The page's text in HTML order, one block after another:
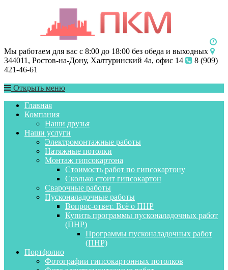
Мы работаем для вас с 8:00 до 18:00 без обеда и выходных
344011, Ростов-на-Дону, Халтуринский 4а, офис 14
8 (909)
421-46-61
Открыть меню
Главная
Компания
Наши друзья
Наши услуги
Электромонтажные работы
Натяжные потолки
Монтаж гипсокартона
Стоимость работ по гипсокартону
Сколько стоит гипсокартон
Сварочные работы
Пусконаладочные работы
Вопрос-ответ. Всё о ПНР
Купить программы пусконаладочных работ
(ПНР)
Программы пусконаладочных работ
(ПНР)
Портфолио
Фотографии гипсокартонных потолков